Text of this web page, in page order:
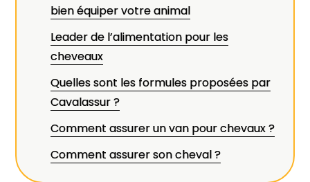
bien équiper votre animal
Leader de l’alimentation pour les
cheveaux
Quelles sont les formules proposées par
Cavalassur ?
Comment assurer un van pour chevaux ?
Comment assurer son cheval ?